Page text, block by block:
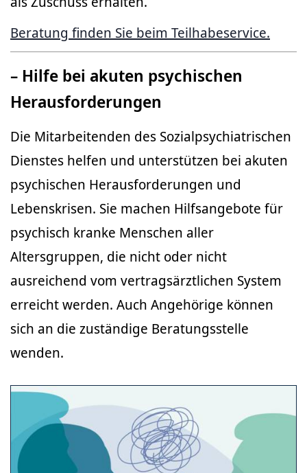
Beratung finden Sie beim Teilhabeservice.
– Hilfe bei akuten psychischen
Herausforderungen
Die Mitarbeitenden des Sozialpsychiatrischen
Dienstes helfen und unterstützen bei akuten
psychischen Herausforderungen und
Lebenskrisen. Sie machen Hilfsangebote für
psychisch kranke Menschen aller
Altersgruppen, die nicht oder nicht
ausreichend vom vertragsärztlichen System
erreicht werden. Auch Angehörige können
sich an die zuständige Beratungsstelle
wenden.